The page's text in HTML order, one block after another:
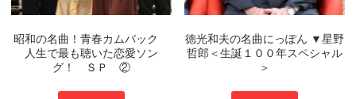
昭和の名曲！青春カムバック
人生で最も聴いた恋愛ソン
グ！ ＳＰ ②
徳光和夫の名曲にっぽん ▼星野
哲郎＜生誕１００年スペシャル
＞